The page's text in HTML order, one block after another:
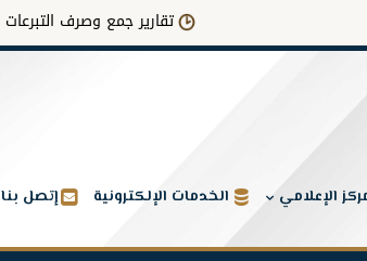
تقارير جمع وصرف التبرعات
الإعلامي الخدمات الإلكترونية إتصل بنا